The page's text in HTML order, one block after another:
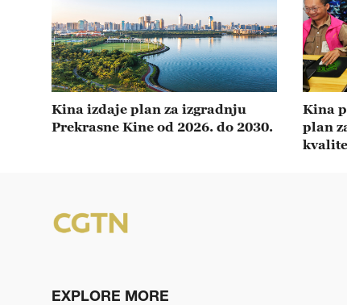
Kina izdaje plan za izgradnju
Prekrasne Kine od 2026. do 2030.
Kina
plan
EXPLORE MORE